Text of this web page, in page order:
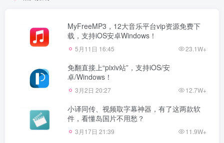
MyFreeMP3，12大音乐平台vip资源免费下
载，支持iOS安卓Windows！
5月11日 16:45 23.1W+
免翻直接上“pixiv站”，支持iOS/安
卓/Windows！
3月2日 20:27 12.7W+
小译同传、视频取字幕神器，有了这两款软
件，看懂岛国片不用愁？
3月17日 21:39 11.9W+